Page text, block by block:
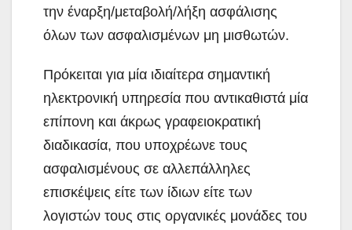
την έναρξη/μεταβολή/λήξη ασφάλισης
όλων των ασφαλισμένων μη μισθωτών.
Πρόκειται για μία ιδιαίτερα σημαντική
ηλεκτρονική υπηρεσία που αντικαθιστά μία
επίπονη και άκρως γραφειοκρατική
διαδικασία, που υποχρέωνε τους
ασφαλισμένους σε αλλεπάλληλες
επισκέψεις είτε των ίδιων είτε των
λογιστών τους στις οργανικές μονάδες του